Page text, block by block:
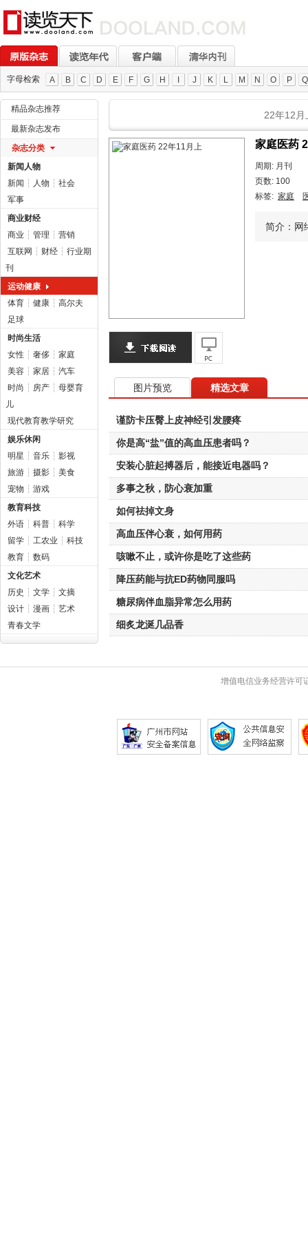
字母检索 A B C D E F G H J K L M N O P Q
精品杂志推荐
最新杂志发布
杂志分类
新闻人物
新闻 ┆ 人物 ┆ 社会
军事
商业财经
商业 ┆ 管理 ┆ 营销
互联网 ┆ 财经 ┆ 行业期
刊
运动健康
体育 ┆ 健康 ┆ 高尔夫
足球
时尚生活
女性 ┆ 奢侈 ┆ 家庭
美容 ┆ 家居 ┆ 汽车
时尚 ┆ 房产 ┆ 母婴育
儿
现代教育教学研究
娱乐休闲
明星 ┆ 音乐 ┆ 影视
旅游 ┆ 摄影 ┆ 美食
宠物 ┆ 游戏
教育科技
外语 ┆ 科普 ┆ 科学
留学 ┆ 工农业 ┆ 科技
教育 ┆ 数码
文化艺术
历史 ┆ 文学 ┆ 文摘
设计 ┆ 漫画 ┆ 艺术
青春文学
22年12月
家庭医药
周期: 月刊
页数: 100
标签: 家庭
简介：网
图片预览 精选文章
谨防卡压臀上皮神经引发腰疼
你是高“盐”值的高血压患者吗？
安装心脏起搏器后，能接近电器吗？
多事之秋，防心衰加重
如何祛掉文身
高血压伴心衰，如何用药
咳嗽不止，或许你是吃了这些药
降压药能与抗ED药物同服吗
糖尿病伴血脂异常怎么用药
细炙龙涎几品香
增值电信业务经营许